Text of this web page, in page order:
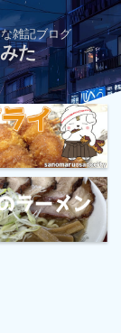
雑記ブログ
た